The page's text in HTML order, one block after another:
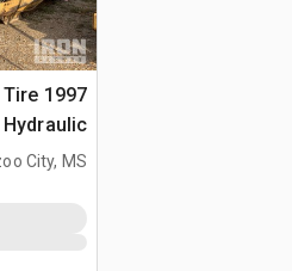
Tire
Hydraulic جراف ساحب
City, MS